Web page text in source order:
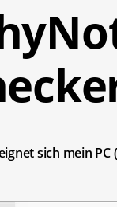
sich mein